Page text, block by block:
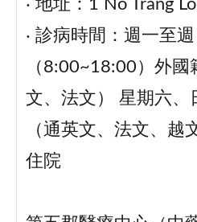
‧ 地址：1 No Trang
‧ 診病時間：週一至週
（8:00~18:00）外
文、法文） 星期六、
（通英文、法文、越
住院